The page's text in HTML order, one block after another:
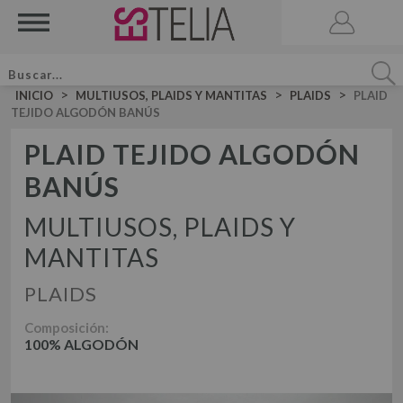
VELA AROMATICA
JUEGO DE SÁBANAS
JUEGOS DE SÁBANAS LISAS ALGODÓN
JUEGOS DE SÁBANAS ESTAMPADAS
DÚOS DE FUNDA NÓRDICA
DÚO FUNDA NÓRDICA LISOS 50-50
INICIO > MULTIUSOS, PLAIDS Y MANTITAS > PLAIDS >
PLAID
TEJIDO ALGODÓN BANÚS
PLAID TEJIDO ALGODÓN
BANÚS
MULTIUSOS, PLAIDS Y
MANTITAS
PLAIDS
Composición:
100% ALGODÓN